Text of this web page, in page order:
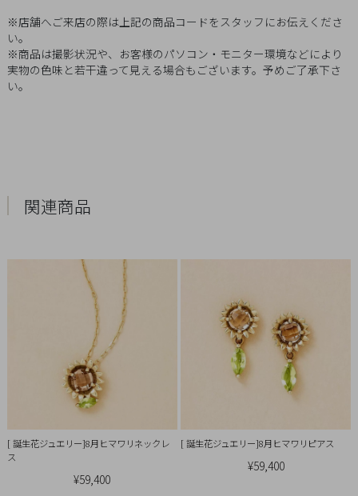
※店舗へご来店の際は上記の商品コードをスタッフにお伝えくださ
い。
※商品は撮影状況や、お客様のパソコン・モニター環境などにより
実物の色味と若干違って見える場合もございます。予めご了承下さ
い。
関連商品
[ 誕生花ジュエリー]8月ヒマワリネックレ
ス
¥59,400
[ 誕生花ジュエリー]8月ヒマワリピアス
¥59,400
ポ
リ
シ
引